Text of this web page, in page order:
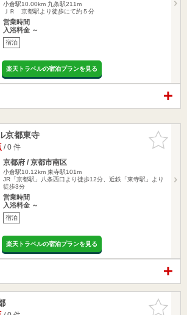
小倉駅10.00km 九条駅211m
ＪＲ 京都駅より徒歩にて約５分
営業時間
入浴料金 ～
宿泊
楽天トラベルの宿泊プランを見る
お気に入
りに追加
京都東寺
/ 0 件
京都府 / 京都市南区
小倉駅10.12km 東寺駅101m
JR「京都駅」八条西口より徒歩12分、近鉄「東寺駅」より
徒歩3分
営業時間
入浴料金 ～
宿泊
楽天トラベルの宿泊プランを見る
お気に入
りに追加